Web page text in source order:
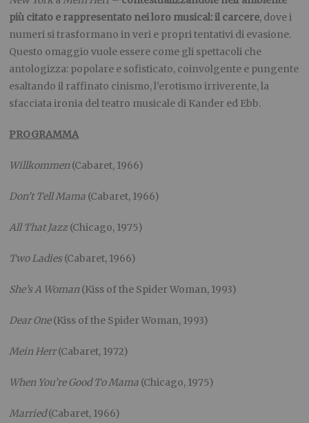
più citato e rappresentato nei loro musical: il carcere, dove i
numeri si trasformano in veri e propri tentativi di evasione.
Questo omaggio vuole essere come gli spettacoli che
antologizza: popolare e sofisticato, coinvolgente e pungente
esaltando il raffinato cinismo, l’erotismo irriverente, la
sfacciata ironia del teatro musicale di Kander ed Ebb.
PROGRAMMA
Willkommen(Cabaret, 1966)
Don’t Tell Mama (Cabaret, 1966)
All That Jazz(Chicago, 1975)
Two Ladies(Cabaret, 1966)
She’s A Woman(Kiss of the Spider Woman, 1993)
Dear One(Kiss of the Spider Woman, 1993)
Mein Herr(Cabaret, 1972)
When You’re Good To Mama (Chicago, 1975)
Married(Cabaret, 1966)